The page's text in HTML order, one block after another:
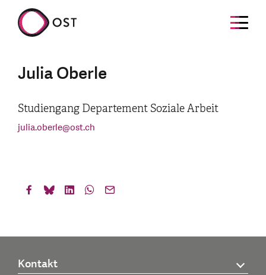
Julia Oberle
Studiengang Departement Soziale Arbeit
julia.oberle@ost.ch
Kontakt